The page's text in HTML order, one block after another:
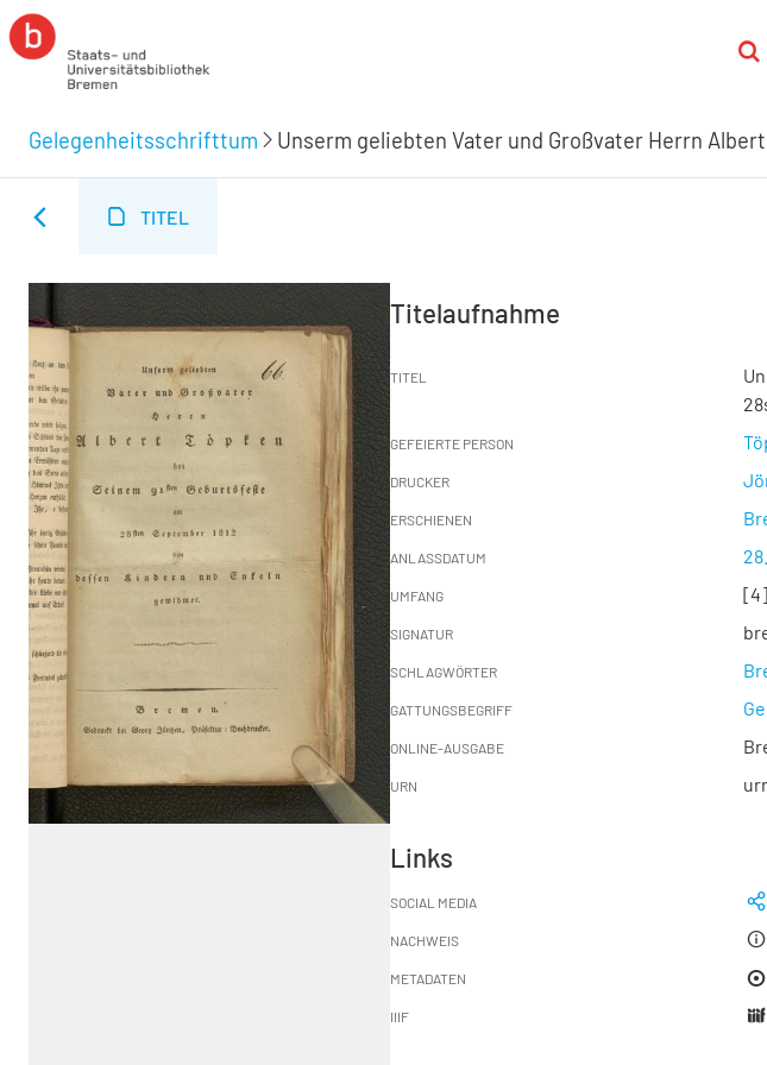
Gelegenheitsschrifttum Unserm geliebten Vater und Großvater Herrn
TITEL
Titelaufnahme
TITEL
GEFEIERTE PERSON
DRUCKER
ERSCHIENEN
ANLASSDATUM
UMFANG
SIGNATUR
SCHLAGWÖRTER
GATTUNGSBEGRIFF
ONLINE-AUSGABE
URN
Links
SOCIAL MEDIA
NACHWEIS
METADATEN
IIIF